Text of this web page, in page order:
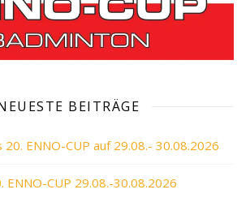
BEITRÄGE
ENNO-CUP auf 29.08.- 30.08.2026
ENNO-CUP 29.08.-30.08.2026